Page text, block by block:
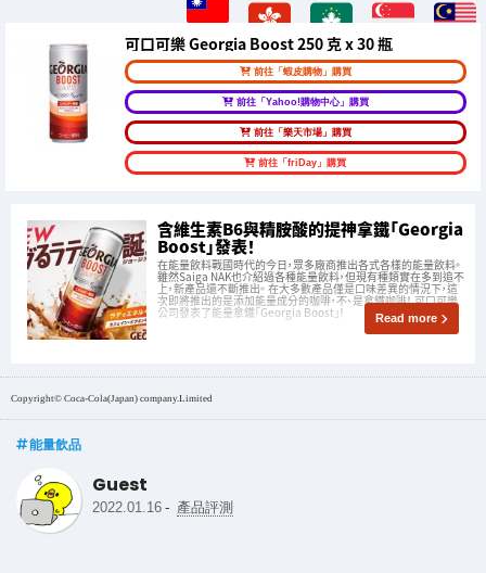
可口可樂 Georgia Boost 250 克 x 30 瓶
前往「蝦皮購物」購買
前往「Yahoo!購物中心」購買
前往「樂天市場」購買
前往「friDay」購買
含維生素B6與精胺酸的提神拿鐵「Georgia
Boost」發表！
在能量飲料戰國時代的今日，眾多廠商推出各式各樣的能量飲料。
雖然Saiga NAK也介紹過各種能量飲料，但現有種類實在多到追不
上，新產品還不斷推出。 在大多數產品僅是口味差異的情況下，這
次即將推出的是添加能量成分的咖啡，不、是拿鐵咖啡！ 可口可樂
公司發表了能量拿鐵「Georgia Boost」！ Read more
Copyright© Coca-Cola(Japan) company.Limited
能量飲品
Guest
2022.01.16 - 產品評測